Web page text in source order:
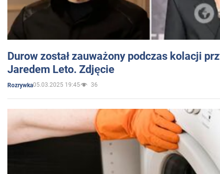
Durow został zauważony podczas kolacji
Jaredem Leto. Zdjęcie
Rozrywka05.03.2025 19:45 36